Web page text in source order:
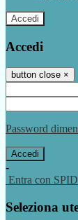
Accedi
Accedi
button close ×
Password
-
Entra con SPID
Seleziona